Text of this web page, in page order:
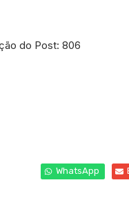
do Post: 806
WhatsApp